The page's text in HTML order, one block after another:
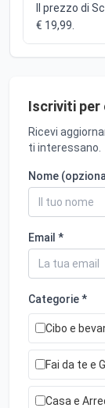
Il prezzo di
€ 19,99.
Iscriviti per
Ricevi
ti interessano.
Nome
Email *
Categorie *
Cibo e
Fai da te e
Casa e